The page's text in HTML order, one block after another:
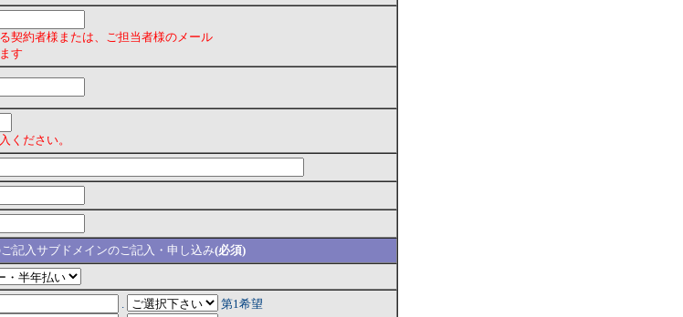
契約者様または、ご担当者様のメール
す
ください。
記入サブドメインのご記入・申し込み(必須)
.
第1希望